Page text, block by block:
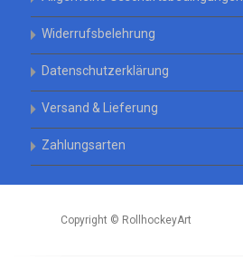
Widerrufsbelehrung
Datenschutzerklärung
Versand & Lieferung
Zahlungsarten
Copyright © RollhockeyArt